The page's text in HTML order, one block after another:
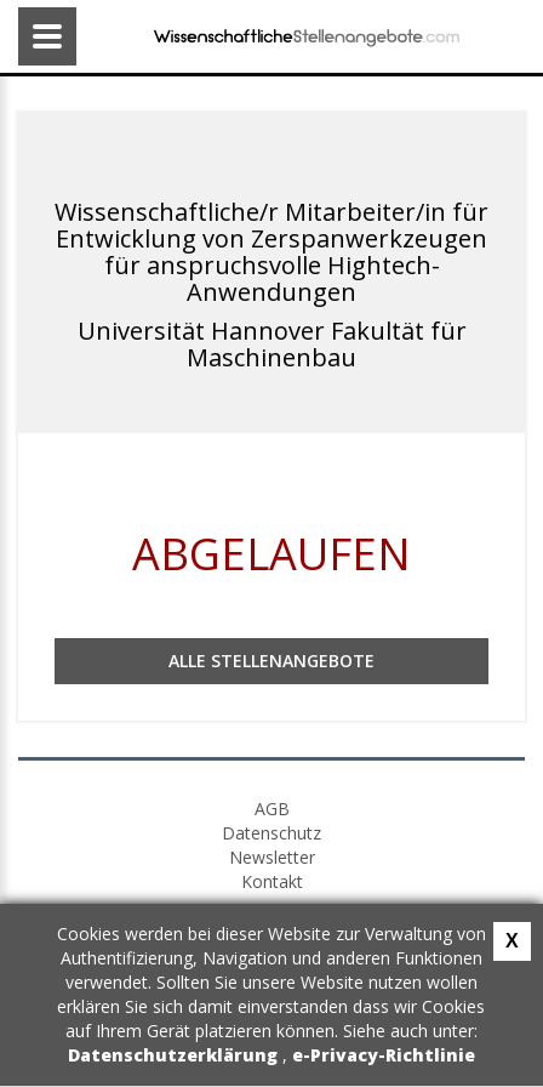
Wissenschaftliche/r Mitarbeiter/in für
Entwicklung von Zerspanwerkzeugen
für anspruchsvolle Hightech-
Anwendungen
Universität Hannover Fakultät für
Maschinenbau
ABGELAUFEN
ALLE STELLENANGEBOTE
AGB
Datenschutz
Newsletter
Kontakt
Cookies werden bei dieser Website zur Verwaltung von
Authentifizierung, Navigation und anderen Funktionen
verwendet. Sollten Sie unsere Website nutzen wollen
erklären Sie sich damit einverstanden dass wir Cookies
auf Ihrem Gerät platzieren können. Siehe auch unter:
Datenschutzerklärung , e-Privacy-Richtlinie
X